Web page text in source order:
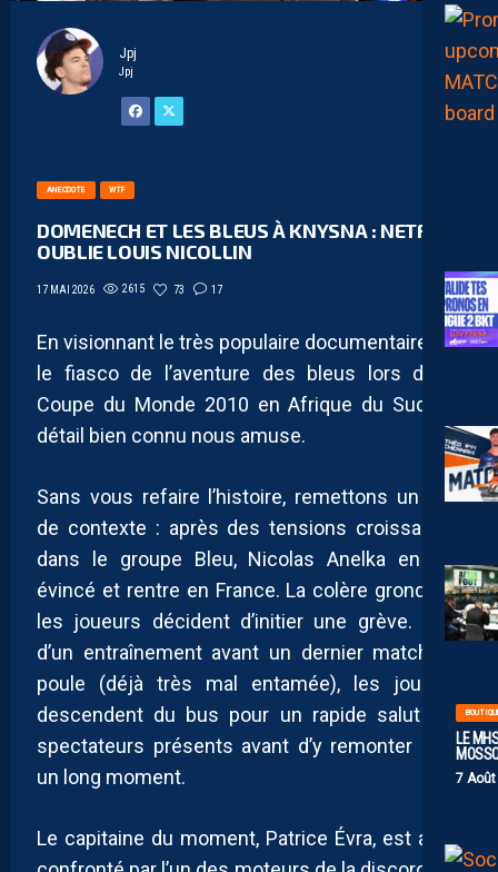
LE
7
Jpj
Jpj
ANECDOTE WTF
DOMENECH ET LES BLEUS À KNYSNA : NETFLIX
OUBLIE LOUIS NICOLLIN
17 MAI 2026 2615 73 17
En visionnant le très populaire documentaire sur
le fiasco de l’aventure des bleus lors de la
Coupe du Monde 2010 en Afrique du Sud, un
détail bien connu nous amuse.
Sans vous refaire l’histoire, remettons un peu
de contexte : après des tensions croissantes
dans le groupe Bleu, Nicolas Anelka en est
évincé et rentre en France. La colère gronde et
les joueurs décident d’initier une grève. Lors
d’un entraînement avant un dernier match de
poule (déjà très mal entamée), les joueurs
descendent du bus pour un rapide salut aux
spectateurs présents avant d’y remonter pour
un long moment.
Le capitaine du moment, Patrice Évra, est alors